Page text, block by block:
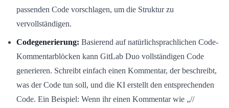
passenden Code vorschlagen, um die Struktur zu
vervollständigen.
Codegenerierung: Basierend auf natürlichsprachlichen Code-
Kommentarblöcken kann GitLab Duo vollständigen Code
generieren. Schreibt einfach einen Kommentar, der beschreibt,
was der Code tun soll, und die KI erstellt den entsprechenden
Code. Ein Beispiel: Wenn ihr einen Kommentar wie „//